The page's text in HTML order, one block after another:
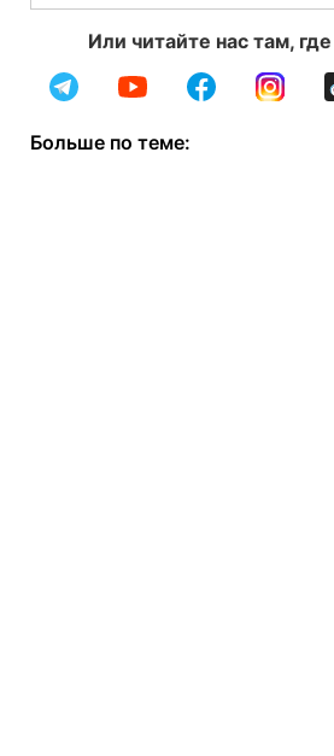
Или читайте нас там,
Больше по теме: